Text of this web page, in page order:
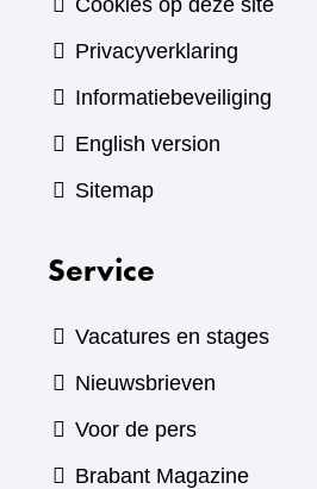
Cookies op deze site
Privacyverklaring
Informatiebeveiliging
English version
Sitemap
Service
Vacatures en stages
Nieuwsbrieven
Voor de pers
Brabant Magazine(verwijst